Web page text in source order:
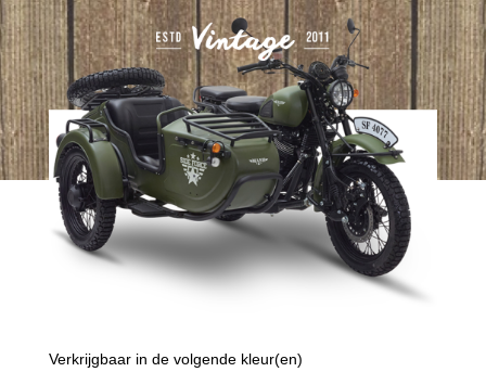
Verkrijgbaar in de volgende kleur(en)